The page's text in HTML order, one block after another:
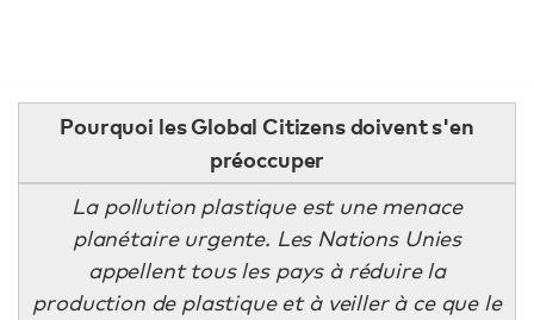
Pourquoi les Global Citizens doivent s'en
préoccuper
La pollution plastique est une menace
planétaire urgente. Les Nations Unies
appellent tous les pays à réduire la
production de plastique et à veiller à ce que le